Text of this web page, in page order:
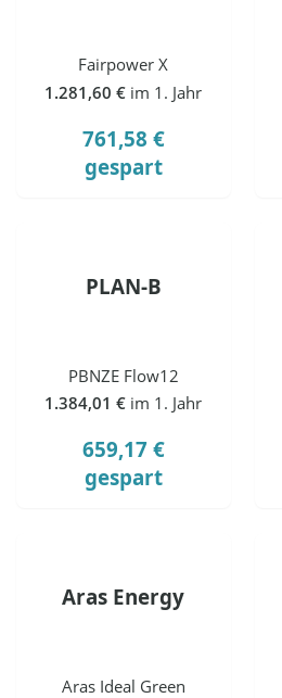
Fairpower X
1.281,60 € im 1. Jahr
761,58 €
gespart
PLAN-B
PBNZE Flow12
1.384,01 € im 1. Jahr
659,17 €
gespart
Aras Energy
Aras Ideal Green